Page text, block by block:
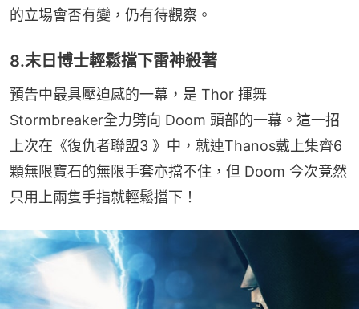
的立場會否有變，仍有待觀察。
8.末日博士輕鬆擋下雷神殺著
預告中最具壓迫感的一幕，是 Thor 揮舞
Stormbreaker全力劈向 Doom 頭部的一幕。這一招
上次在《復仇者聯盟3 》中，就連Thanos戴上集齊6
顆無限寶石的無限手套亦擋不住，但 Doom 今次竟然
只用上兩隻手指就輕鬆擋下！